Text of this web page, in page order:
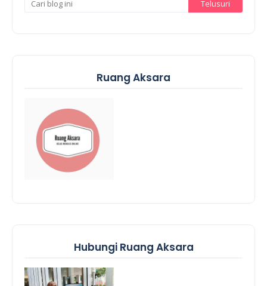
Ruang Aksara
Hubungi Ruang Aksara